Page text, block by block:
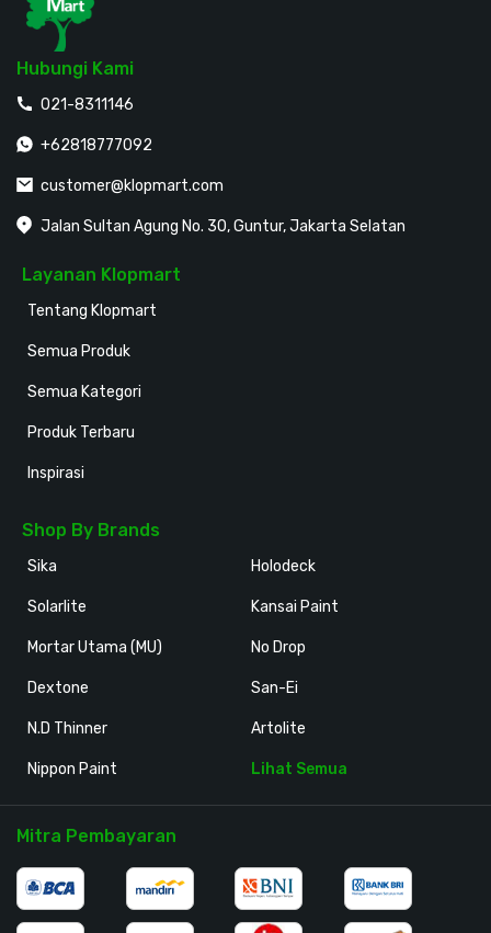
Hubungi Kami
021-8311146
+62818777092
customer@klopmart.com
Jalan Sultan Agung No. 30, Guntur, Jakarta Selatan
Layanan Klopmart
Tentang Klopmart
Semua Produk
Semua Kategori
Produk Terbaru
Inspirasi
Shop By Brands
Sika
Solarlite
Mortar Utama (MU)
Dextone
N.D Thinner
Nippon Paint
Holodeck
Kansai Paint
No Drop
San-Ei
Artolite
Lihat Semua
Mitra Pembayaran